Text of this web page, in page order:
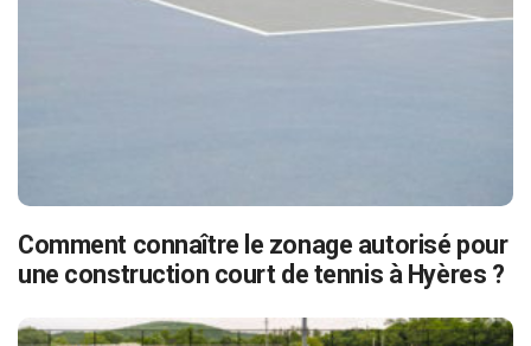
Comment connaître le zonage autorisé pour
une construction court de tennis à Hyères ?